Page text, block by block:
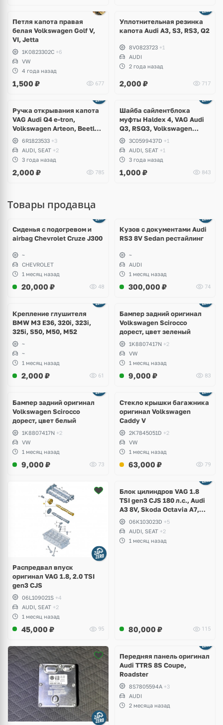
Петля капота правая
белая Volkswagen Golf V,
VI, Jetta
1K0823302C +6
VW
4 года назад
1,500 ₽ 677
Уплотнительная резинка
капота Audi A3, S3, RS3, Q2
8V0823723 +1
AUDI
2 года назад
2,000 ₽ 717
Ручка открывания капота
VAG Audi Q4 e-tron,
Volkswagen Arteon, Beetle,
Caddy, Golf 7, Crafter, Polo,
Tiguan, Taos, Skoda Rapid,
Kodiaq, Karoq, Octavia,
Superb, Seat Leon, Ibiza,
Ateca
6R1823533 +3
AUDI, SEAT +2
3 года назад
2,000 ₽ 785
Шайба сайлентблока
муфты Haldex 4, VAG Audi
Q3, RSQ3, Volkswagen
Tiguan, Passat B6, B7, CC,
Sharan, Seat Alhambra
3C0599437D +1
AUDI, SEAT +1
3 года назад
1,000 ₽ 843
Товары продавца
Сиденья с подогревом и
airbag Chevrolet Cruze J300
~
CHEVROLET
1 месяц назад
20,000 ₽ 48
Кузов с документами Audi
RS3 8V Sedan рестайлинг
~
AUDI
1 месяц назад
300,000 ₽ 74
Крепление глушителя
BMW M3 E36, 320i, 323i,
325i, S50, M50, M52
~
~
1 месяц назад
2,000 ₽ 61
Бампер задний оригинал
Volkswagen Scirocco
дорест, цвет зеленый
1K8807417N +2
VW
1 месяц назад
9,000 ₽ 83
Бампер задний оригинал
Volkswagen Scirocco
дорест, цвет белый
1K8807417N +2
VW
1 месяц назад
9,000 ₽ 73
Стекло крышки багажника
оригинал Volkswagen
Caddy V
2K7845051D +2
VW
1 месяц назад
63,000 ₽ 79
Распредвал впуск
оригинал VAG 1.8, 2.0 TSI
gen3 CJS
06L109021S +4
AUDI, SEAT +2
1 месяц назад
45,000 ₽ 95
2 фото
Блок цилиндров VAG 1.8
TSI gen3 CJS 180 л.с., Audi
A3 8V, Skoda Octavia A7,
Superb, Volkswagen Passat
B8, Golf VII Alltrack, Seat
Leon
06K103023D +5
AUDI, SEAT +2
1 месяц назад
80,000 ₽ 115
2 фото
Передняя панель оригинал
Audi TTRS 8S Coupe,
Roadster
8S7805594A +3
AUDI
2 месяца назад